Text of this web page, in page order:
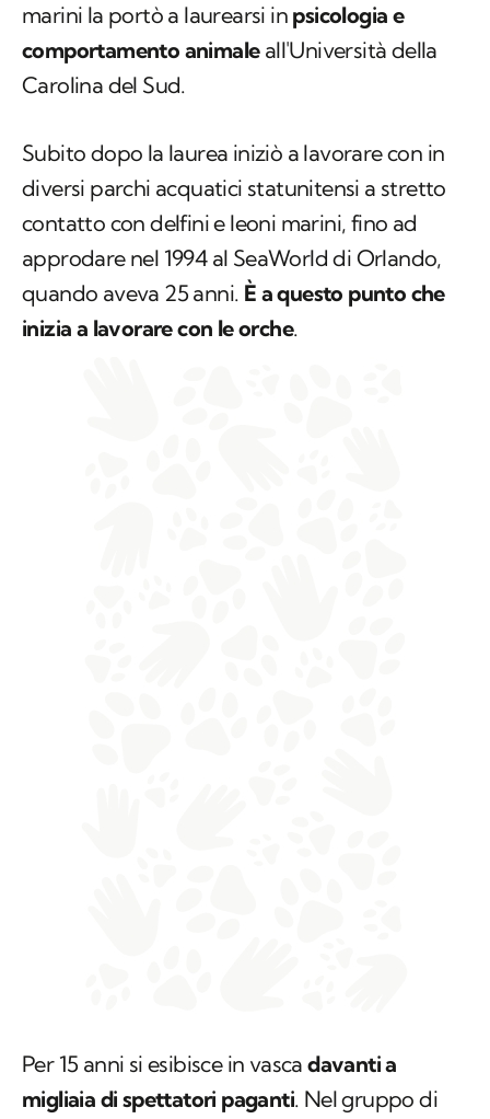
marini la portò a laurearsi in psicologia e
comportamento animaleall'Università della
Carolina del Sud.
Subito dopo la laurea iniziò a lavorare con in
diversi parchi acquatici statunitensi a stretto
contatto con delfini e leoni marini, fino ad
approdare nel 1994 al SeaWorld di Orlando,
quando aveva 25 anni. È a questo punto che
inizia a lavorare con le orche.
Per 15 anni si esibisce in vascadavanti a
migliaia di spettatori paganti. Nel gruppo di